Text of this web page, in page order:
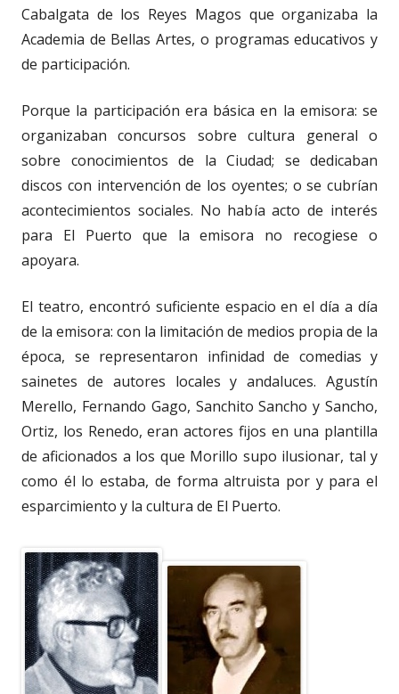
Cabalgata de los Reyes Magos que organizaba la
Academia de Bellas Artes, o programas educativos y
de participación.
Porque la participación era básica en la emisora: se
organizaban concursos sobre cultura general o
sobre conocimientos de la Ciudad; se dedicaban
discos con intervención de los oyentes; o se cubrían
acontecimientos sociales. No había acto de interés
para El Puerto que la emisora no recogiese o
apoyara.
El teatro, encontró suficiente espacio en el día a día
de la emisora: con la limitación de medios propia de la
época, se representaron infinidad de comedias y
sainetes de autores locales y andaluces. Agustín
Merello, Fernando Gago, Sanchito Sancho y Sancho,
Ortiz, los Renedo, eran actores fijos en una plantilla
de aficionados a los que Morillo supo ilusionar, tal y
como él lo estaba, de forma altruista por y para el
esparcimiento y la cultura de El Puerto.